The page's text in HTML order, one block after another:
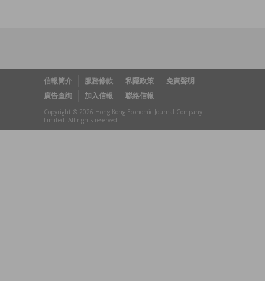
信報簡介 服務條款 私隱政策
免責聲明
廣告查詢
加入信報 聯絡信報
Copyright © 2026 Hong Kong Economic Journal Company
Limited. All rights reserved.